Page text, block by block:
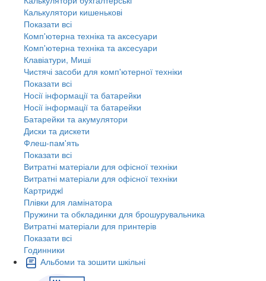
Калькулятори кишенькові
Показати всі
Комп'ютерна техніка та аксесуари
Комп'ютерна техніка та аксесуари
Клавіатури, Миші
Чистячі засоби для комп'ютерної техніки
Показати всі
Носії інформації та батарейки
Носії інформації та батарейки
Батарейки та акумулятори
Диски та дискети
Флеш-пам'ять
Показати всі
Витратні матеріали для офісної техніки
Витратні матеріали для офісної техніки
Картриджi
Плівки для ламінатора
Пружини та обкладинки для брошурувальника
Витратні матеріали для принтерів
Показати всі
Годинники
Альбоми та зошити шкільні